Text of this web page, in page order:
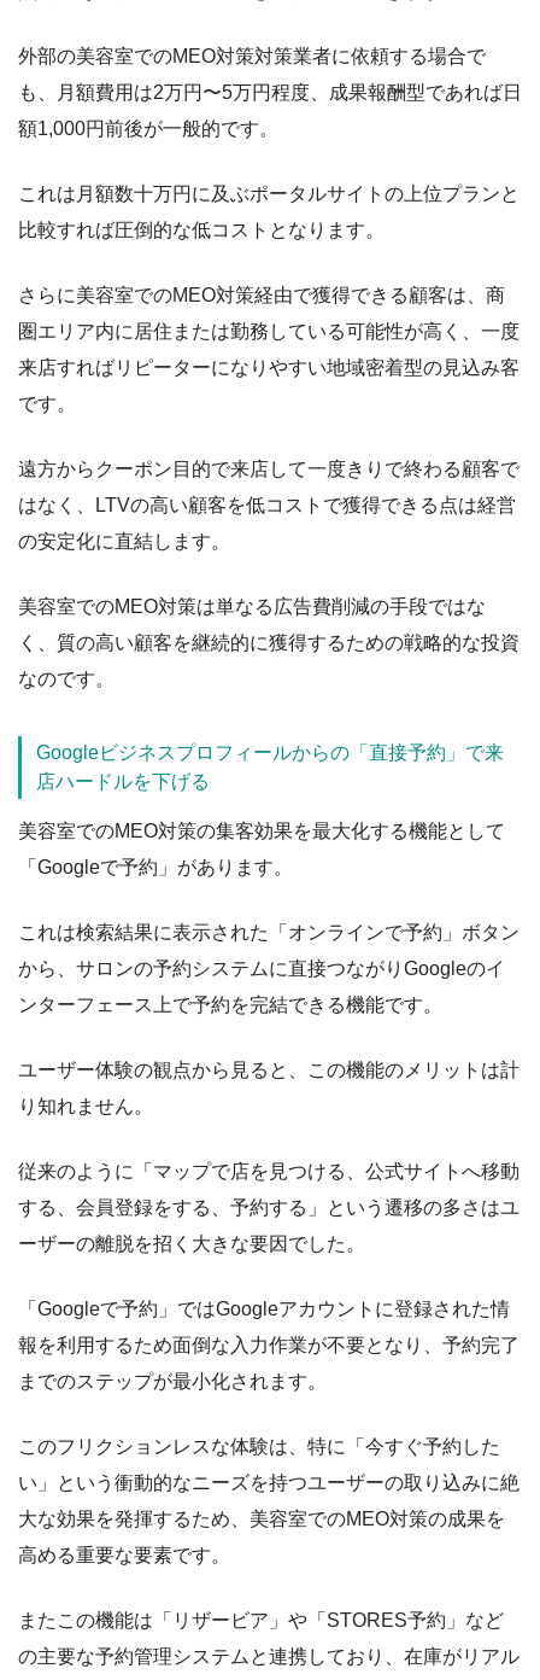
外部の美容室でのMEO対策対策業者に依頼する場合で
も、月額費用は2万円〜5万円程度、成果報酬型であれば日
額1,000円前後が一般的です。
これは月額数十万円に及ぶポータルサイトの上位プランと
比較すれば圧倒的な低コストとなります。
さらに美容室でのMEO対策経由で獲得できる顧客は、商
圏エリア内に居住または勤務している可能性が高く、一度
来店すればリピーターになりやすい地域密着型の見込み客
です。
遠方からクーポン目的で来店して一度きりで終わる顧客で
はなく、LTVの高い顧客を低コストで獲得できる点は経営
の安定化に直結します。
美容室でのMEO対策は単なる広告費削減の手段ではな
く、質の高い顧客を継続的に獲得するための戦略的な投資
なのです。
Googleビジネスプロフィールからの「直接予約」で来
店ハードルを下げる
美容室でのMEO対策の集客効果を最大化する機能として
「Googleで予約」があります。
これは検索結果に表示された「オンラインで予約」ボタン
から、サロンの予約システムに直接つながりGoogleのイ
ンターフェース上で予約を完結できる機能です。
ユーザー体験の観点から見ると、この機能のメリットは計
り知れません。
従来のように「マップで店を見つける、公式サイトへ移動
する、会員登録をする、予約する」という遷移の多さはユ
ーザーの離脱を招く大きな要因でした。
「Googleで予約」ではGoogleアカウントに登録された情
報を利用するため面倒な入力作業が不要となり、予約完了
までのステップが最小化されます。
このフリクションレスな体験は、特に「今すぐ予約した
い」という衝動的なニーズを持つユーザーの取り込みに絶
大な効果を発揮するため、美容室でのMEO対策の成果を
高める重要な要素です。
またこの機能は「リザービア」や「STORES予約」など
の主要な予約管理システムと連携しており、在庫がリアル